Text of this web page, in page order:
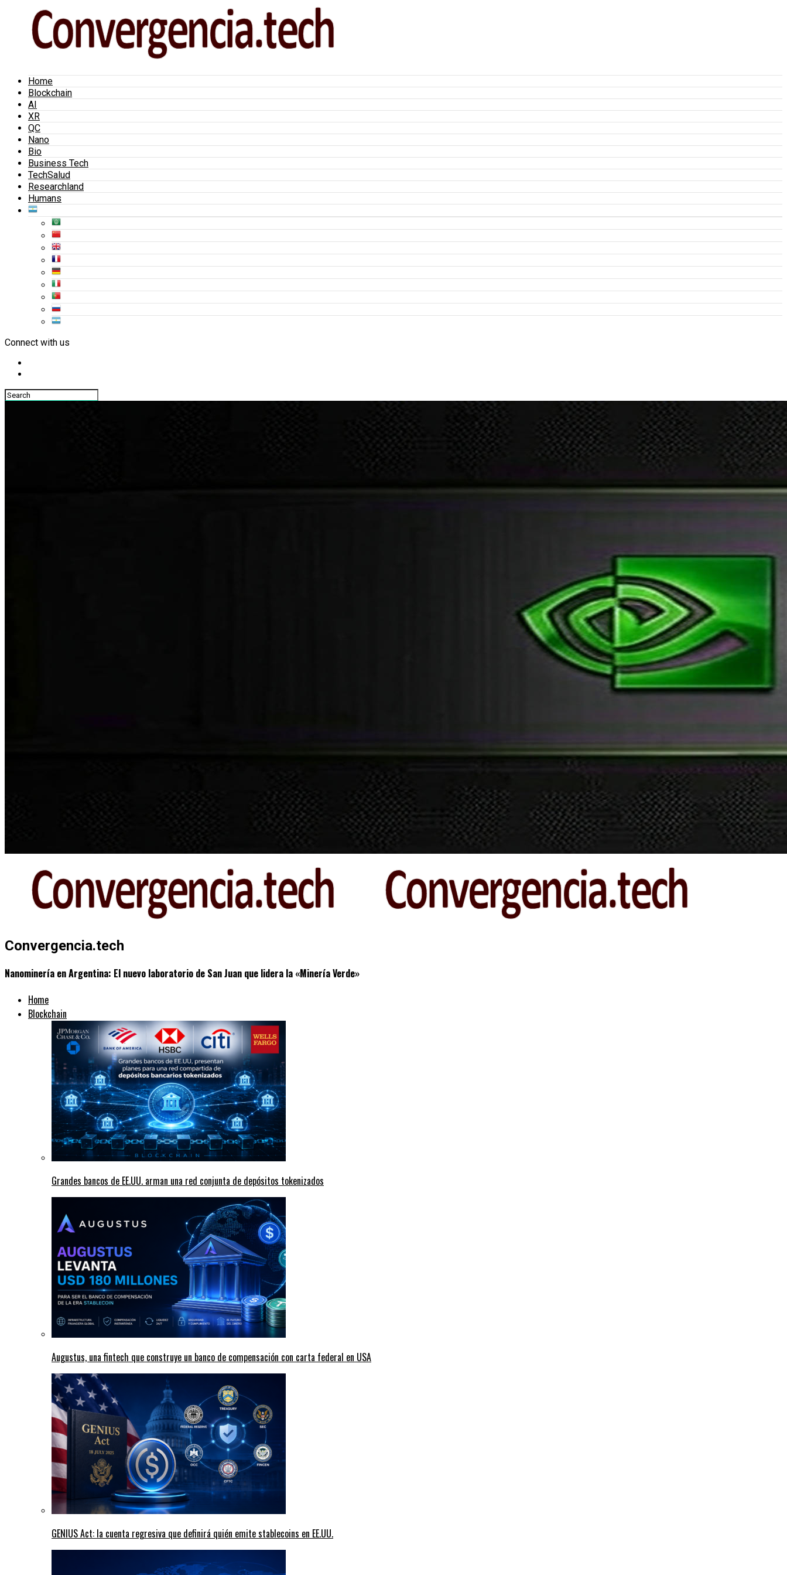
Home
Blockchain
AI
XR
QC
Nano
Bio
Business Tech
TechSalud
Researchland
Humans
Connect with us
Convergencia.tech
Nanominería en Argentina: El nuevo laboratorio de San Juan que lidera la «Minería Verde»
Home
Blockchain
Grandes bancos de EE.UU. arman una red conjunta de depósitos tokenizados
Augustus, una fintech que construye un banco de compensación con carta federal en USA
GENIUS Act: la cuenta regresiva que definirá quién emite stablecoins en EE.UU.